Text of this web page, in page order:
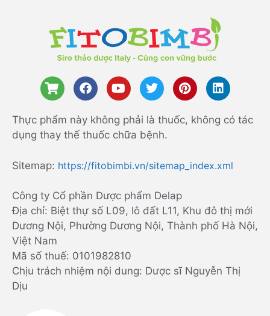
Thực phẩm này không phải là thuốc, không có tác
dụng thay thế thuốc chữa bệnh.
Sitemap: https://fitobimbi.vn/sitemap_index.xml
Công ty Cổ phần Dược phẩm Delap
Địa chỉ: Biệt thự số L09, lô đất L11, Khu đô thị mới
Dương Nội, Phường Dương Nội, Thành phố Hà Nội,
Việt Nam
Mã số thuế: 0101982810
Chịu trách nhiệm nội dung: Dược sĩ Nguyễn Thị
Dịu